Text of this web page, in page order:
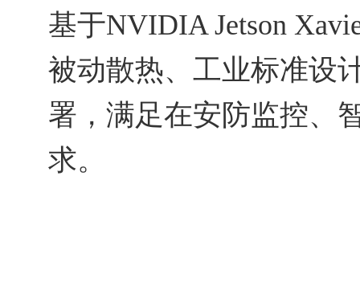
基于NVIDIA Jetson
被动散热、工业标准设
署，满足在安防监控、
求。